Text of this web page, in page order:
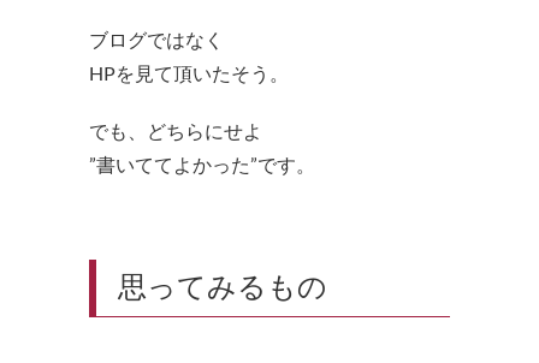
ブログではなく
HPを見て頂いたそう。
でも、どちらにせよ
”書いててよかった”です。
思ってみるもの